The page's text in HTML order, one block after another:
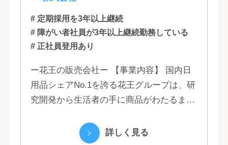
# 定期採用を3年以上継続
# 障がい者社員が3年以上継続勤務している
# 正社員登用あり
ー花王の販売会社ー 【事業内容】 国内日
用品シェアNo.1を誇る花王グループは、研
究開発から生活者の手に商品がわたるまで
で、情報のスピード、質、量ともに他社に
詳しく見る